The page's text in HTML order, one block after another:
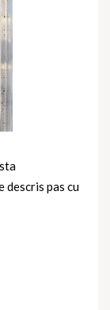
descris pas cu